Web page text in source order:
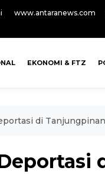
www.antaranews.com
EKONOMI & FTZ
di